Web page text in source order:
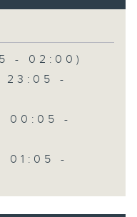
- 02:00)
23:05 -
00:05 -
01:05 -